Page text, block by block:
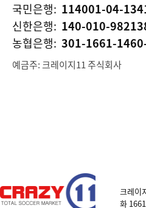
국민은행: 114001-04-
신한은행: 140-010-
농협은행: 301-1661-
예금주: 크레이지11 주식회사
크레이
화